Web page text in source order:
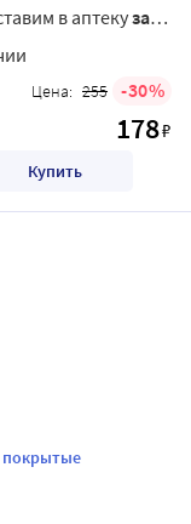
в аптекузавтра
Цена: 255 30
178₽
Купить
покрытые